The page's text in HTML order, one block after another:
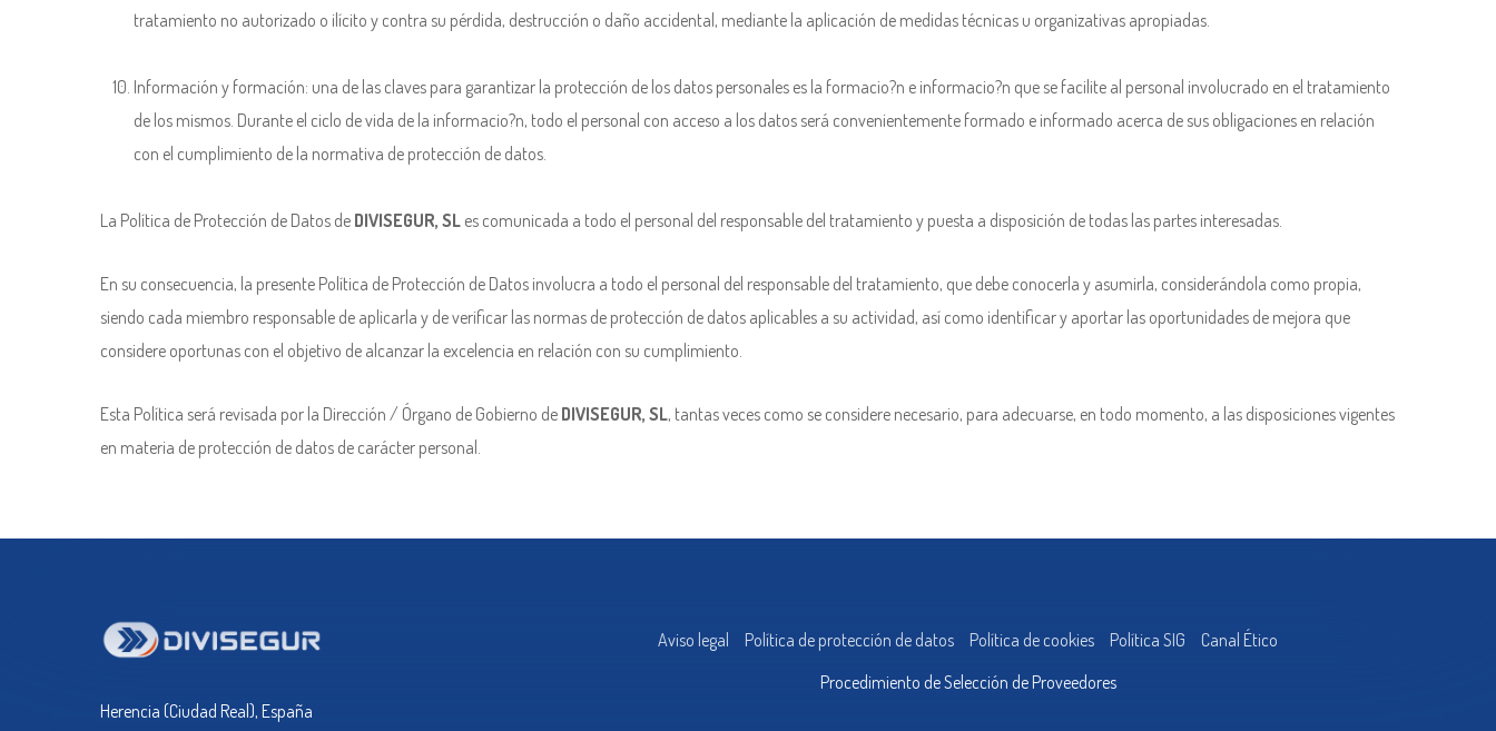
tratamiento no autorizado o ilícito y contra su pérdida, destrucción o daño accidental, mediante la aplicación de medidas técnicas u organizativas apropiadas.
Información y formación: una de las claves para garantizar la protección de los datos personales es la formacio?n e informacio?n que se facilite al personal involucrado en el tratamiento
de los mismos. Durante el ciclo de vida de la informacio?n, todo el personal con acceso a los datos será convenientemente formado e informado acerca de sus obligaciones en relación
con el cumplimiento de la normativa de protección de datos.
La Política de Protección de Datos de DIVISEGUR, SL es comunicada a todo el personal del responsable del tratamiento y puesta a disposición de todas las partes interesadas.
En su consecuencia, la presente Política de Protección de Datos involucra a todo el personal del responsable del tratamiento, que debe conocerla y asumirla, considerándola como propia,
siendo cada miembro responsable de aplicarla y de verificar las normas de protección de datos aplicables a su actividad, así como identificar y aportar las oportunidades de mejora que
considere oportunas con el objetivo de alcanzar la excelencia en relación con su cumplimiento.
Esta Política será revisada por la Dirección / Órgano de Gobierno de DIVISEGUR, SL, tantas veces como se considere necesario, para adecuarse, en todo momento, a las disposiciones vigentes
en materia de protección de datos de carácter personal.
Herencia (Ciudad Real), España
Aviso legal Política de protección de datos Política de cookies Política SIG
Canal Ético
Procedimiento de Selección de Proveedores